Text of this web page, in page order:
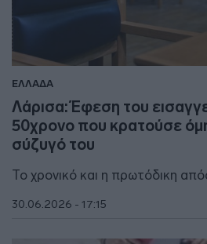
ΕΛΛΑΔΑ
Λάρισα: Έφεση του
50χρονο που κρατούσε
σύζυγό του
Το χρονικό και η πρωτόδικη
30.06.2026 - 17:15